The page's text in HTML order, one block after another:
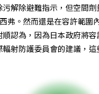
污解除避難指示，但空間
弗。然而還是在容許範圍
順認為，因為日本政府將
輻射防護委員會的建議，